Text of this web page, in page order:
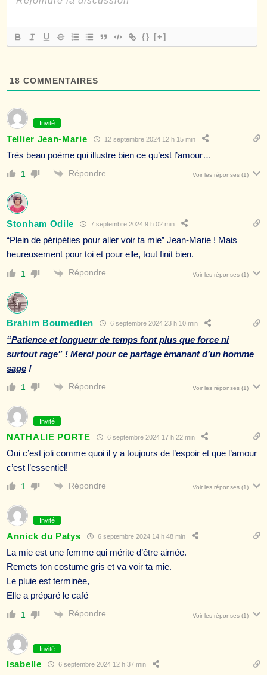
{} [+]
18 COMMENTAIRES
Invité
Tellier Jean-Marie 12 septembre 2024 12 h 15 min
Très beau poème qui illustre bien ce qu’est l’amour…
1 Répondre Voir les réponses (1)
Stonham Odile 7 septembre 2024 9 h 02 min
“Plein de péripéties pour aller voir ta mie” Jean-Marie ! Mais
heureusement pour toi et pour elle, tout finit bien.
1 Répondre Voir les réponses (1)
Brahim Boumedien 6 septembre 2024 23 h 10 min
“Patience et longueur de temps font plus que force ni
surtout rage” ! Merci pour ce partage émanant d’un homme
sage !
1 Répondre Voir les réponses (1)
Invité
NATHALIE PORTE 6 septembre 2024 17 h 22 min
Oui c’est joli comme quoi il y a toujours de l’espoir et que l’amour
c’est l’essentiel!
1 Répondre Voir les réponses (1)
Invité
Annick du Patys 6 septembre 2024 14 h 48 min
La mie est une femme qui mérite d’être aimée.
Remets ton costume gris et va voir ta mie.
Le pluie est terminée,
Elle a préparé le café
1 Répondre Voir les réponses (1)
Invité
Isabelle 6 septembre 2024 12 h 37 min